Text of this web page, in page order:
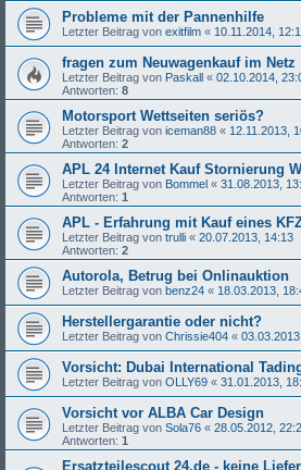
Probleme mit der Pannenhilfe
Letzter Beitrag von exitfilm « 10.11.2014,
fragen zum Neuwagenkauf im Netz
Letzter Beitrag von Paskall « 02.10.2014,
Antworten: 8
Motorsport Wettseiten seriös?
Letzter Beitrag von iceman88 « 12.11.2013,
Antworten: 2
APL 24 Internet Kauf Stornierung
Letzter Beitrag von Bommel « 31.08.2013,
Antworten: 1
APL - Erfahrung mit Kauf eines
Letzter Beitrag von trulli « 20.07.2013, 14:13
Antworten: 2
Autorola, Betrug bei Onlinauktion
Letzter Beitrag von benz24 « 18.03.2013,
Herstellergarantie oder nicht?
Letzter Beitrag von Chrissie404 «
Vorsicht: Dubai International
Letzter Beitrag von OLLY69 « 31.01.2013,
Vorsicht vor ALBA Car Design
Letzter Beitrag von Sola76 « 28.05.2012,
Antworten: 1
Ersatzteilescout 24.de - keine